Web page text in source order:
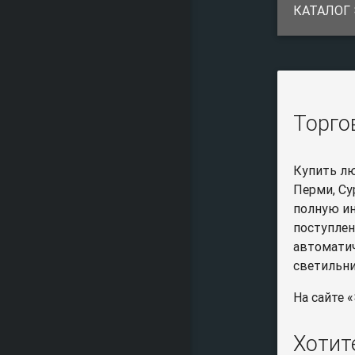
Купить
Перми,
полную
На сайте